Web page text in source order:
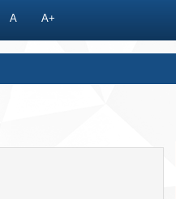
A A+